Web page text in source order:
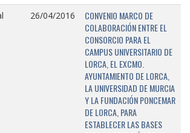
26/04/2016
CONVENIO MARCO DE
COLABORACIÓN ENTRE EL
CONSORCIO PARA EL
CAMPUS UNIVERSITARIO DE
LORCA, EL EXCMO.
AYUNTAMIENTO DE LORCA,
LA UNIVERSIDAD DE MURCIA
Y LA FUNDACIÓN PONCEMAR
DE LORCA, PARA
ESTABLECER LAS BASES